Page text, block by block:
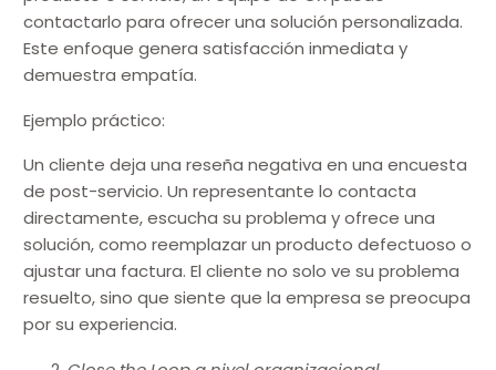
contactarlo para ofrecer una solución personalizada.
Este enfoque genera satisfacción inmediata y
demuestra empatía.
Ejemplo práctico:
Un cliente deja una reseña negativa en una encuesta
de post-servicio. Un representante lo contacta
directamente, escucha su problema y ofrece una
solución, como reemplazar un producto defectuoso o
ajustar una factura. El cliente no solo ve su problema
resuelto, sino que siente que la empresa se preocupa
por su experiencia.